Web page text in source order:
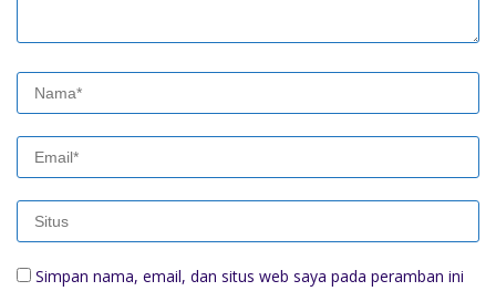
Simpan nama, email, dan situs web saya pada peramban ini